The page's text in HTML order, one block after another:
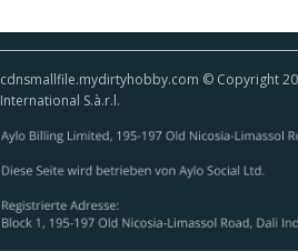
cdnsmallfile.mydirtyhobby.com © Copyright
International S.à.r.l.